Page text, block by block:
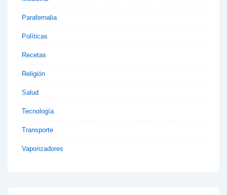
Parafernalia
Políticas
Recetas
Religión
Salud
Tecnología
Transporte
Vaporizadores